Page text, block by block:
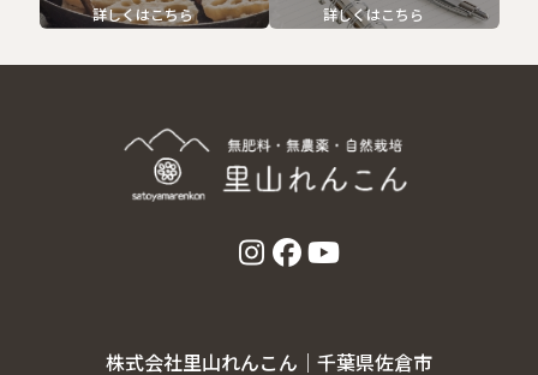
詳しくはこちら 詳しくはこちら
株式会社里山れんこん｜千葉県佐倉市